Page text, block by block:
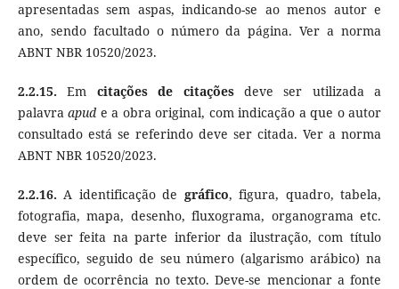
apresentadas sem aspas, indicando-se ao menos autor e
ano, sendo facultado o número da página. Ver a norma
ABNT NBR 10520/2023.
2.2.15. Em citações de citaçõesdeve ser utilizada a
palavraapud e a obra original, com indicação a que o autor
consultado está se referindo deve ser citada. Ver a norma
ABNT NBR 10520/2023.
2.2.16. A identificação de gráfico, figura, quadro, tabela,
fotografia, mapa, desenho, fluxograma, organograma etc.
deve ser feita na parte inferior da ilustração, com título
específico, seguido de seu número (algarismo arábico) na
ordem de ocorrência no texto. Deve-se mencionar a fonte